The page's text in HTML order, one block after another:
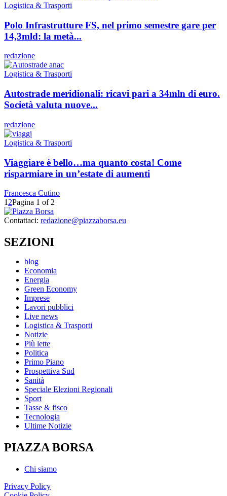
Logistica & Trasporti
Polo Infrastrutture FS, nel primo semestre gare per
14,3mld: la metà...
redazione
Logistica & Trasporti
Autostrade meridionali: ricavi pari a 34mln di euro.
Società valuta nuove...
redazione
Logistica & Trasporti
Viaggiare è bello…ma quanto costa! Come
risparmiare in un’estate di aumenti
Francesca Cutino
1 2Pagina 1 of 2
Contattaci: redazione@piazzaborsa.eu
SEZIONI
blog
Economia
Energia
Green Economy
Imprese
Lavori pubblici
Live news
Logistica & Trasporti
Notizie
Più lette
Politica
Primo Piano
Prospettiva Sud
Sanità
Speciale Elezioni Regionali
Sport
Tasse & fisco
Tecnologia
Ultime Notizie
PIAZZA BORSA
Chi siamo
Privacy Policy